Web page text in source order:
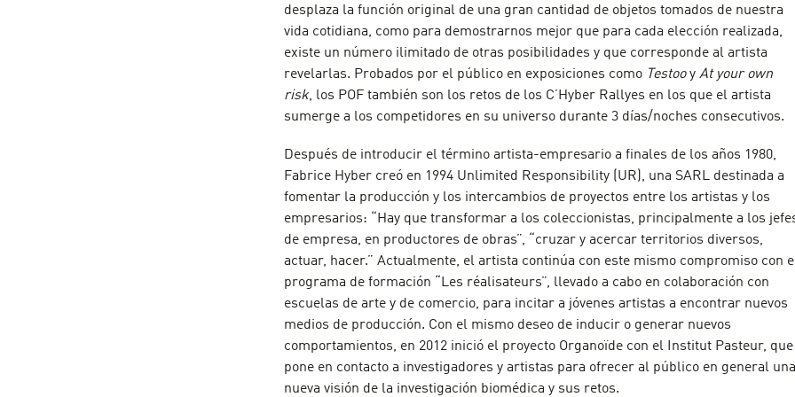
desplaza la función original de una gran cantidad de objetos tomados de nuestra
vida cotidiana, como para demostrarnos mejor que para cada elección realizada,
existe un número ilimitado de otras posibilidades y que corresponde al artista
revelarlas. Probados por el público en exposiciones como Testooy At your own
risk, los POF también son los retos de los C’Hyber Rallyes en los que el artista
sumerge a los competidores en su universo durante 3 días/noches consecutivos.
Después de introducir el término artista-empresario a finales de los años 1980,
Fabrice Hyber creó en 1994 Unlimited Responsibility (UR), una SARL destinada a
fomentar la producción y los intercambios de proyectos entre los artistas y los
empresarios: “Hay que transformar a los coleccionistas, principalmente a los
de empresa, en productores de obras”, “cruzar y acercar territorios diversos,
actuar, hacer.” Actualmente, el artista continúa con este mismo compromiso con
programa de formación “Les réalisateurs”, llevado a cabo en colaboración con
escuelas de arte y de comercio, para incitar a jóvenes artistas a encontrar nuevos
medios de producción. Con el mismo deseo de inducir o generar nuevos
comportamientos, en 2012 inició el proyecto Organoïde con el Institut Pasteur, que
pone en contacto a investigadores y artistas para ofrecer al público en general una
nueva visión de la investigación biomédica y sus retos.